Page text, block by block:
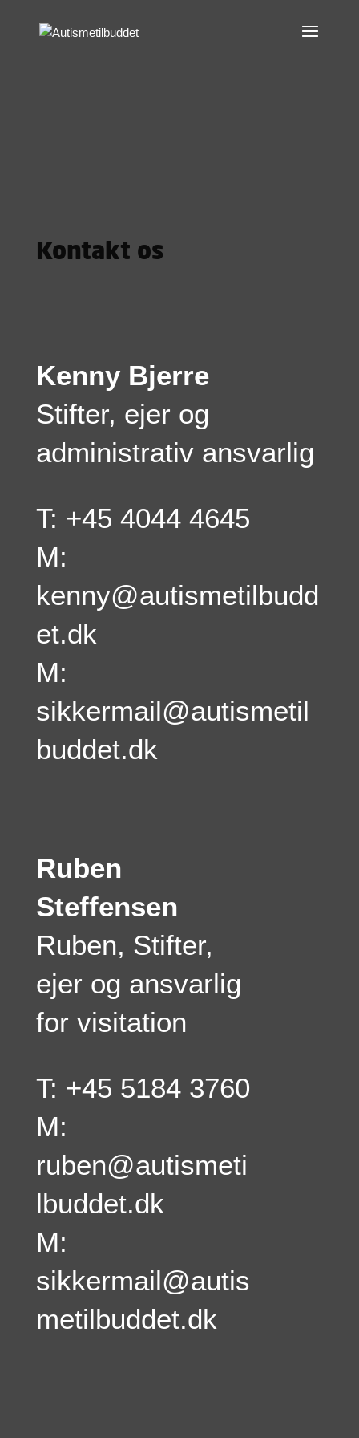
Kontakt os
Kenny Bjerre
Stifter, ejer og
administrativ ansvarlig
T: +45 4044 4645
M:
kenny@autismetilbudd
et.dk
M:
sikkermail@autismetil
buddet.dk
Ruben
Steffensen
Ruben, Stifter,
ejer og ansvarlig
for visitation
T: +45 5184 3760
M:
ruben@autismeti
lbuddet.dk
M:
sikkermail@autis
metilbuddet.dk